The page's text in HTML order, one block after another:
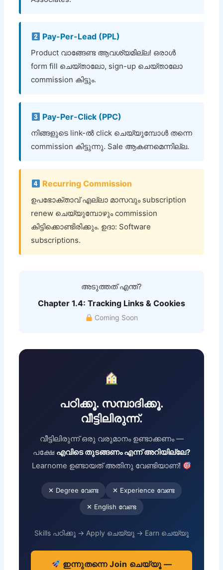
Pay-Per-Lead (PPL)
Product വാങ്ങേണ്ട ആവശ്യമില്ല! ഒരാൾ
form fill ചെയ്താലോ, sign-up ചെയ്താലോ
commission കിട്ടും.
Pay-Per-Click (PPC)
നിങ്ങളുടെ link-ൽ click ചെയ്യുമ്പോൾ തന്നെ
commission കിട്ടുന്നു. Sale ആകണമെന്നില്ല.
Recurring Commission
ഉപഭോക്താവ് എല്ലാ മാസവും subscription
renew ചെയ്യുമ്പോഴും commission
കിട്ടിക്കൊണ്ടിരിക്കും. ഉദാ: Software
subscriptions.
അടുത്തത് എന്ത്?
Chapter 1.4: Tracking Links & Cookies
Coming Soon
പഠിക്കൂ. സമ്പാദിക്കൂ.
വീട്ടിലിരുന്ന്.
വീട്ടിലിരുന്ന് ഒരു വരുമാനം ഉണ്ടാക്കണം —
പക്ഷേ എവിടെ തുടങ്ങണം എന്ന് അറിയില്ലേ?
Learnome ഉണ്ടായത് അതിനു വേണ്ടിയാണ്!
✕ Degree വേണ്ട ✕ Experience വേണ്ട
✕ English വേണ്ട
Skills പഠിക്കൂ → Apply ചെയ്യൂ → Earn ചെയ്യൂ
ഇന്നുതന്നെ Join ചെയ്യൂ —